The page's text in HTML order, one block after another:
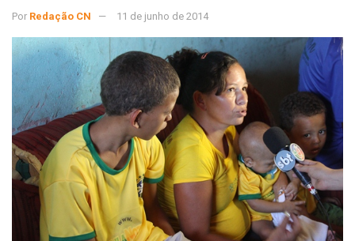
Por Redação CN 11 de junho de 2014